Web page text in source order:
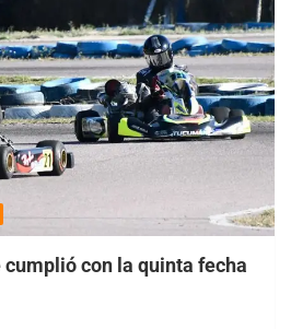
cumplió con la quinta fecha